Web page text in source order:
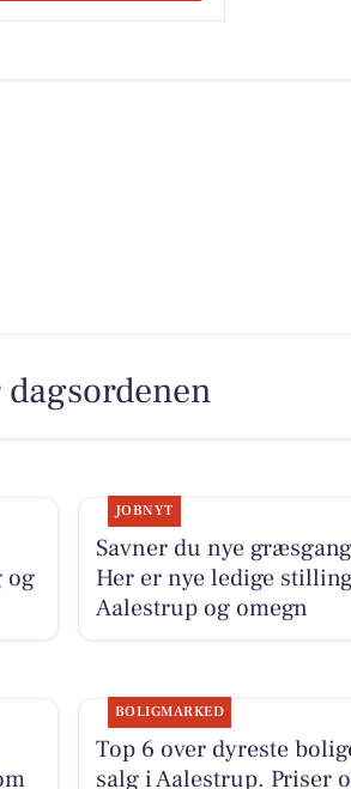
og
JOBNYT
Savner du nye
Her er nye ledige
Aalestrup og omegn
BOLIGMARKED
Top 6 over dyreste
salg i Aalestrup. Priser